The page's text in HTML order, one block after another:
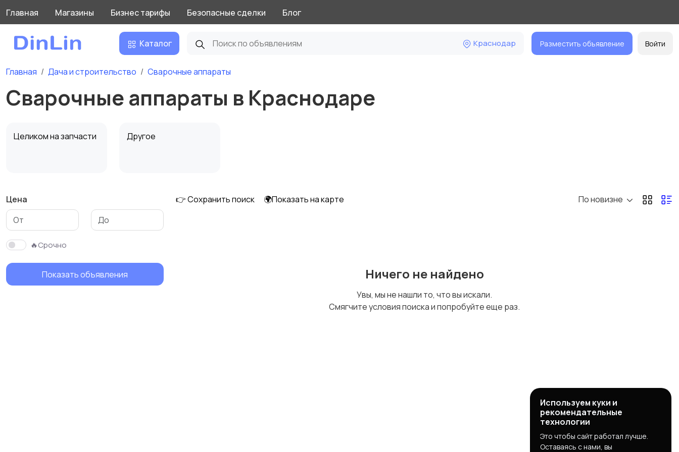
Главная Магазины Бизнес тарифы Безопасные сделки Блог
Каталог Краснодар Разместить объявление Войти
Главная Дача и строительство Сварочные аппараты
Сварочные аппараты в Краснодаре
Целиком на запчасти Другое
Цена
🔥Срочно
Показать объявления
👉 Сохранить поиск 🌍Показать на карте По новизне
Ничего не найдено
Увы, мы не нашли то, что вы искали.
Смягчите условия поиска и попробуйте еще раз.
Используем куки и
рекомендательные
технологии
Это чтобы сайт работал лучше.
Оставаясь с нами, вы